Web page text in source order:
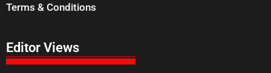
Terms & Conditions
Editor Views